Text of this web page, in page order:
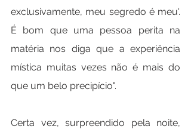
exclusivamente, meu segredo é meu'.
É bom que uma pessoa perita na
matéria nos diga que a experiência
mística muitas vezes não é mais do
que um belo precipício".
Certa vez, surpreendido pela noite,